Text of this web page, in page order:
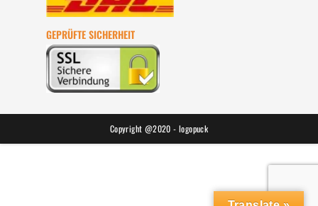
GEPRÜFTE SICHERHEIT
Copyright @2020 - logopuck